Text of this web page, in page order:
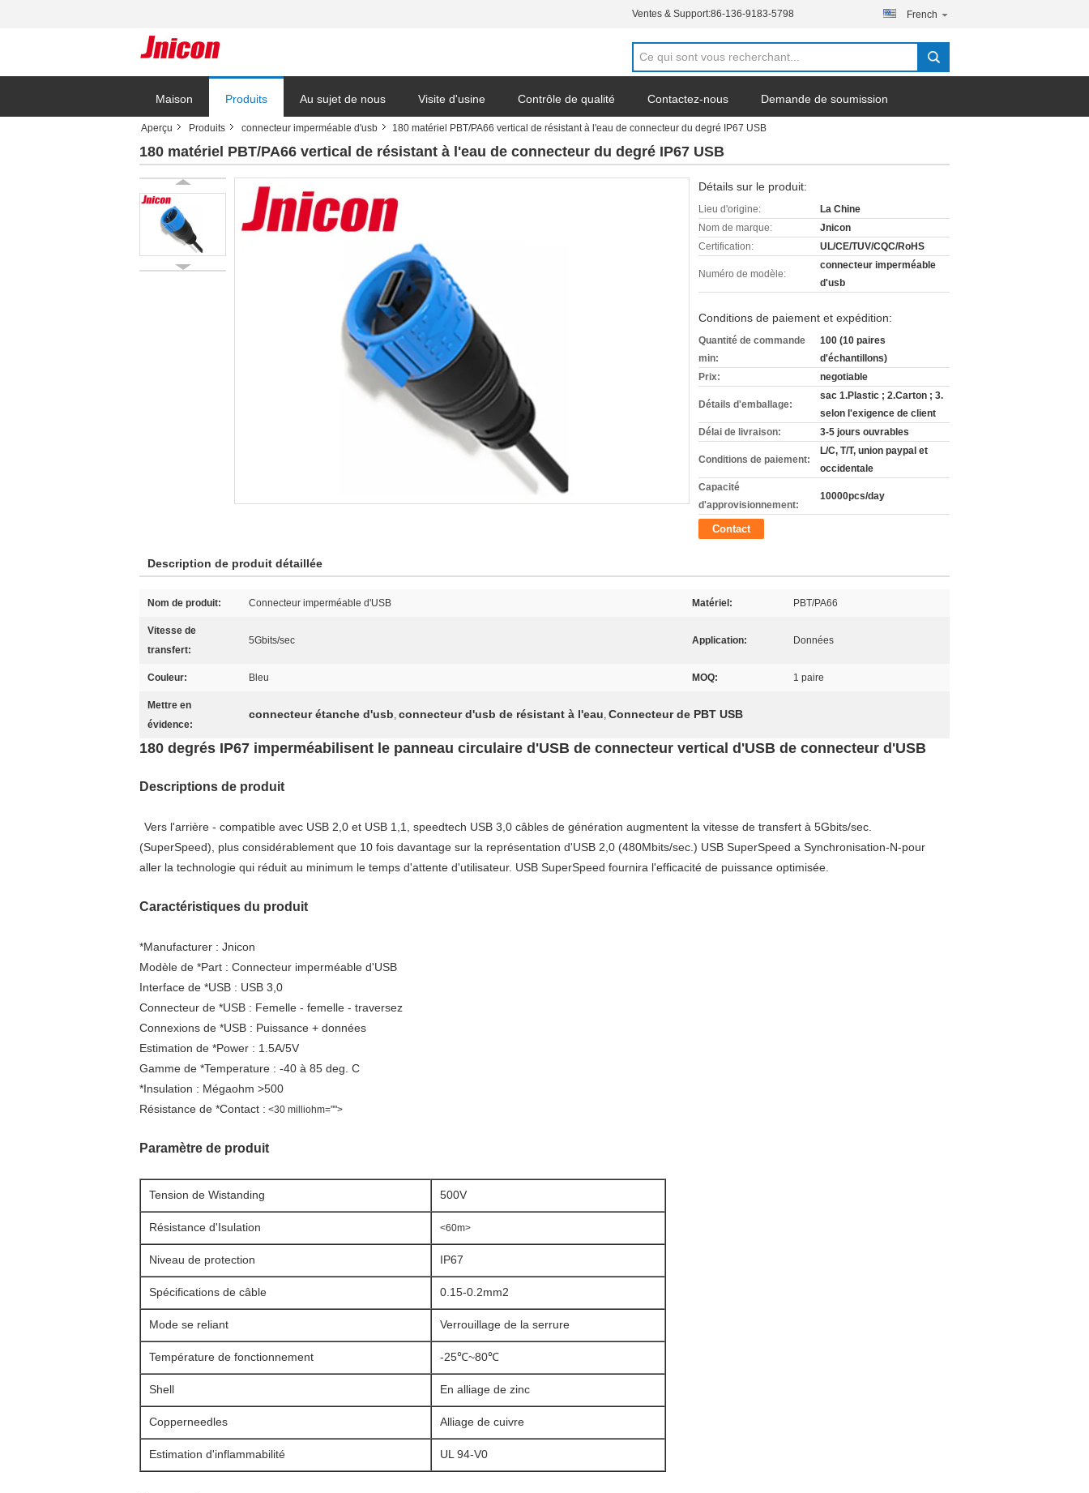
Ventes & Support:86-136-9183-5798 French
Maison Produits Au sujet de nous Visite d'usine Contrôle de qualité Contactez-nous Demande de soumission
Blog
Aperçu Produits connecteur imperméable d'usb 180 matériel PBT/PA66 vertical de résistant à l'eau de connecteur du degré IP67 USB
180 matériel PBT/PA66 vertical de résistant à l'eau de connecteur du degré IP67 USB
Détails sur le produit:
Lieu d'origine:
La Chine
Nom de marque:
Jnicon
Certification:
UL/CE/TUV/CQC/RoHS
Numéro de modèle:
connecteur imperméable
d'usb
Conditions de paiement et expédition:
Quantité de commande
min:
100 (10 paires
d'échantillons)
Prix:
negotiable
Détails d'emballage:
sac 1.Plastic ; 2.Carton ; 3.
selon l'exigence de client
Délai de livraison:
3-5 jours ouvrables
Conditions de paiement:
L/C, T/T, union paypal et
occidentale
Capacité
d'approvisionnement:
10000pcs/day
Contact
Description de produit détaillée
Nom de produit: Connecteur imperméable d'USB Matériel: PBT/PA66
Vitesse de
transfert:
5Gbits/sec Application: Données
Couleur: Bleu MOQ: 1 paire
Mettre en
évidence:
connecteur étanche d'usb, connecteur d'usb de résistant à l'eau, Connecteur de PBT USB
180 degrés IP67 imperméabilisent le panneau circulaire d'USB de connecteur vertical d'USB de connecteur d'USB
Descriptions de produit
Vers l'arrière - compatible avec USB 2,0 et USB 1,1, speedtech USB 3,0 câbles de génération augmentent la vitesse de transfert à 5Gbits/sec.
(SuperSpeed), plus considérablement que 10 fois davantage sur la représentation d'USB 2,0 (480Mbits/sec.) USB SuperSpeed a Synchronisation-N-pour
aller la technologie qui réduit au minimum le temps d'attente d'utilisateur. USB SuperSpeed fournira l'efficacité de puissance optimisée.
Caractéristiques du produit
*Manufacturer : Jnicon
Modèle de *Part : Connecteur imperméable d'USB
Interface de *USB : USB 3,0
Connecteur de *USB : Femelle - femelle - traversez
Connexions de *USB : Puissance + données
Estimation de *Power : 1.5A/5V
Gamme de *Temperature : -40 à 85 deg. C
*Insulation : Mégaohm >500
Résistance de *Contact : <30 milliohm="">
Paramètre de produit
Tension de Wistanding 500V
Résistance d'Isulation <60m>
Niveau de protection IP67
Spécifications de câble 0.15-0.2mm2
Mode se reliant Verrouillage de la serrure
Température de fonctionnement -25℃~80℃
Shell En alliage de zinc
Copperneedles Alliage de cuivre
Estimation d'inflammabilité UL 94-V0